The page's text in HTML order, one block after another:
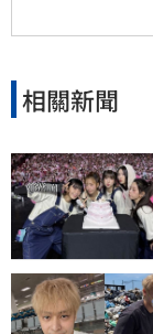
相關新聞